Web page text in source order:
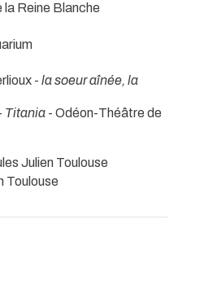
la Reine Blanche
- la soeur aînée, la
Titania - Odéon-Théâtre de
Julien Toulouse
Toulouse